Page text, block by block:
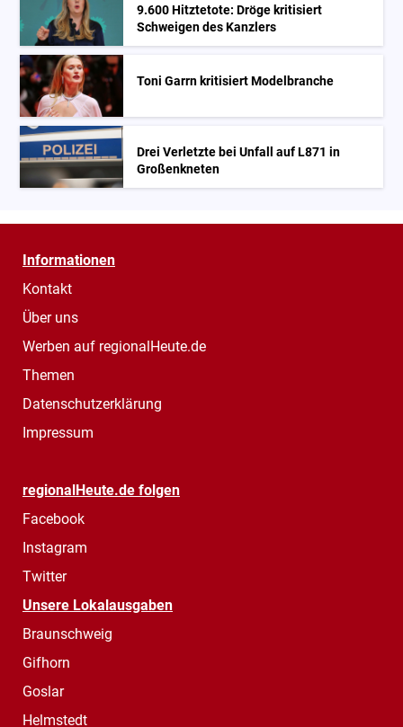
9.600 Hitztetote: Dröge kritisiert
Schweigen des Kanzlers
Toni Garrn kritisiert Modelbranche
Drei Verletzte bei Unfall auf L871 in
Großenkneten
Informationen
Kontakt
Über uns
Werben auf regionalHeute.de
Themen
Datenschutzerklärung
Impressum
regionalHeute.de folgen
Facebook
Instagram
Twitter
Unsere Lokalausgaben
Braunschweig
Gifhorn
Goslar
Helmstedt